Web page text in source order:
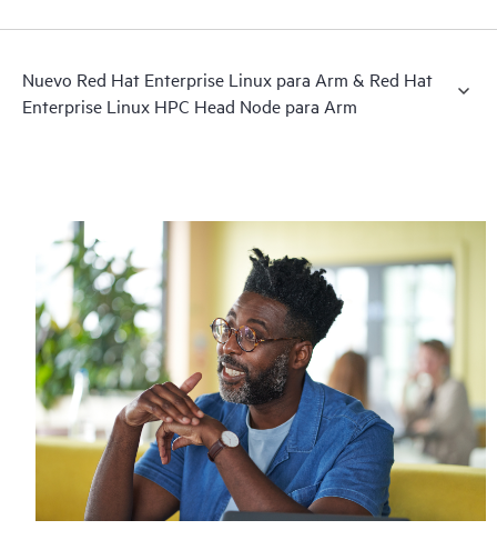
Nuevo Red Hat Enterprise Linux para Arm & Red Hat
Enterprise Linux HPC Head Node para Arm